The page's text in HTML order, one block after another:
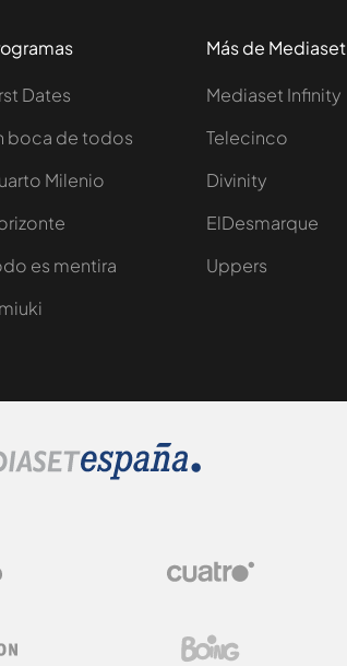
Dates
boca de todos
Milenio
es mentira
Más de Mediaset
Mediaset Infinity
Telecinco
Divinity
ElDesmarque
Uppers